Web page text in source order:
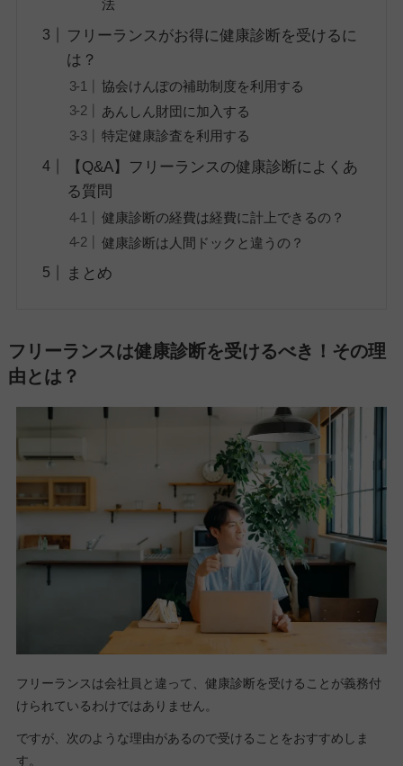
法
フリーランスがお得に健康診断を受けるに
は？
協会けんぽの補助制度を利用する
あんしん財団に加入する
特定健康診査を利用する
【Q&A】フリーランスの健康診断によくあ
る質問
健康診断の経費は経費に計上できるの？
健康診断は人間ドックと違うの？
まとめ
フリーランスは健康診断を受けるべき！その理
由とは？
フリーランスは会社員と違って、健康診断を受けることが義務付
けられているわけではありません。
ですが、次のような理由があるので受けることをおすすめしま
す。